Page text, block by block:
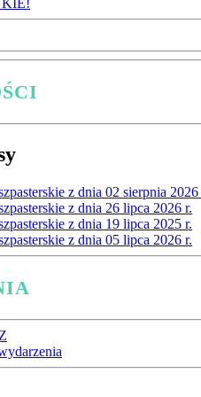
z dnia 02 sierpnia 2026
z dnia 26 lipca 2026 r.
z dnia 19 lipca 2025 r.
z dnia 05 lipca 2026 r.